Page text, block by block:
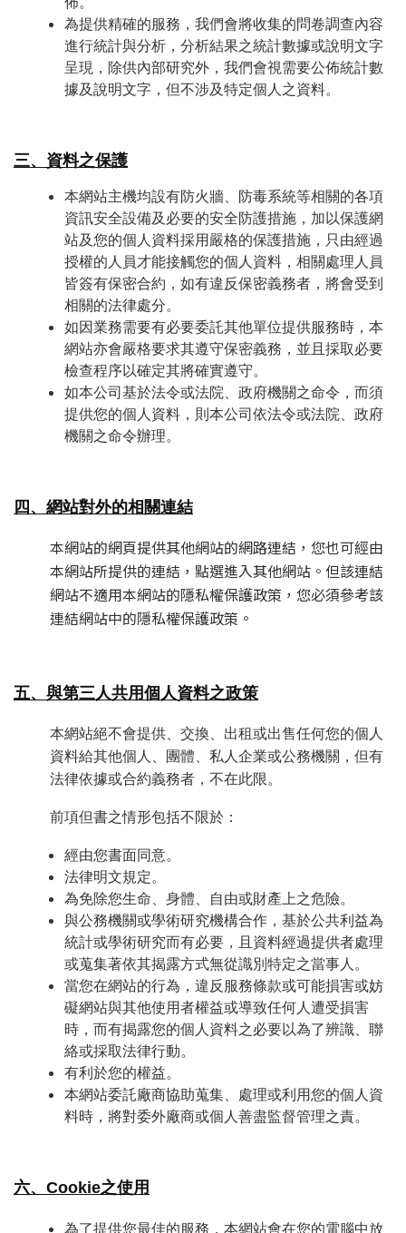
為提供精確的服務，我們會將收集的問卷調查內容
進行統計與分析，分析結果之統計數據或說明文字
呈現，除供內部研究外，我們會視需要公佈統計數
據及說明文字，但不涉及特定個人之資料。
三、資料之保護
本網站主機均設有防火牆、防毒系統等相關的各項
資訊安全設備及必要的安全防護措施，加以保護網
站及您的個人資料採用嚴格的保護措施， 只由經過
授權的人員才能接觸您的個人資料，相關處理人員
皆簽有保密合約，如有違反保密義務者，將會受到
相關的法律處分。
如因業務需要有必要委託其他單位提供服務時，本
網站亦會嚴格要求其遵守保密義務，並且採取必要
檢查程序以確定其將確實遵守。
如本公司基於法令或法院、政府機關之命令，而須
提供您的個人資料，則本公司依法令或法院、政府
機關之命令辦理。
四、網站對外的相關連結
本網站的網頁提供其他網站的網路連結，您也可經由
本網站所提供的連結，點選進入其他網站。但該連結
網站不適用本網站的隱私權保護政策，您必須參考該
連結網站中的隱私權保護政策。
五、與第三人共用個人資料之政策
本網站絕不會提供、交換、出租或出售任何您的個人
資料給其他個人、團體、私人企業或公務機關，但有
法律依據或合約義務者，不在此限。
前項但書之情形包括不限於：
經由您書面同意。
法律明文規定。
為免除您生命、身體、自由或財產上之危險。
與公務機關或學術研究機構合作，基於公共利益為
統計或學術研究而有必要，且資料經過提供者處理
或蒐集著依其揭露方式無從識別特定之當事人。
當您在網站的行為，違反服務條款或可能損害或妨
礙網站與其他使用者權益或導致任何人遭受損害
時，而有揭露您的個人資料之必要以為了辨識、聯
絡或採取法律行動。
有利於您的權益。
本網站委託廠商協助蒐集、處理或利用您的個人資
料時，將對委外廠商或個人善盡監督管理之責。
六、Cookie之使用
為了提供您最佳的服務，本網站會在您的電腦中放